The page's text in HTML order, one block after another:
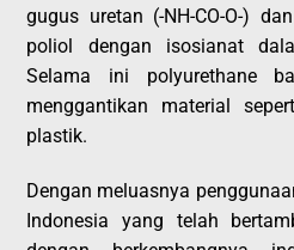
gugus uretan (-NH-CO-O-)
poliol dengan isosianat
Selama ini polyurethane
menggantikan material
plastik.
Dengan meluasnya
Indonesia yang telah